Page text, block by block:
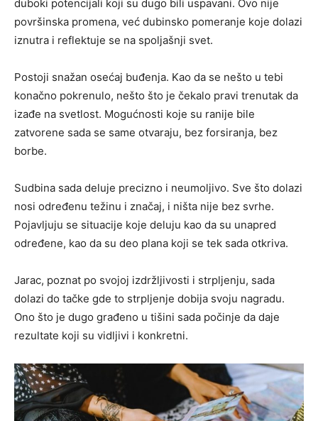
duboki potencijali koji su dugo bili uspavani. Ovo nije
površinska promena, već dubinsko pomeranje koje dolazi
iznutra i reflektuje se na spoljašnji svet.
Postoji snažan osećaj buđenja. Kao da se nešto u tebi
konačno pokrenulo, nešto što je čekalo pravi trenutak da
izađe na svetlost. Mogućnosti koje su ranije bile
zatvorene sada se same otvaraju, bez forsiranja, bez
borbe.
Sudbina sada deluje precizno i neumoljivo. Sve što dolazi
nosi određenu težinu i značaj, i ništa nije bez svrhe.
Pojavljuju se situacije koje deluju kao da su unapred
određene, kao da su deo plana koji se tek sada otkriva.
Jarac, poznat po svojoj izdržljivosti i strpljenju, sada
dolazi do tačke gde to strpljenje dobija svoju nagradu.
Ono što je dugo građeno u tišini sada počinje da daje
rezultate koji su vidljivi i konkretni.